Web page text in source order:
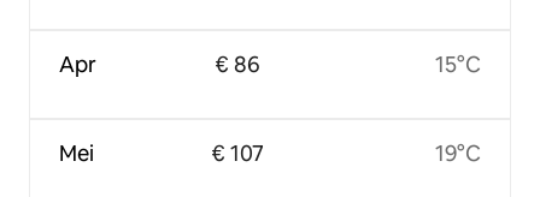
Apr
Mei
€ 86
€ 107
15°C
19°C